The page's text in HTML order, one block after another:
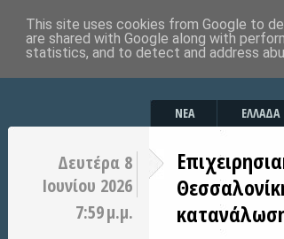
ΝΕΑ ΕΛΛΑΔΑ
Δευτέρα 8
Ιουνίου 2026
7:59 μ.μ.
This site uses cookies from Google to
are shared with Google along with
statistics, and to detect and address